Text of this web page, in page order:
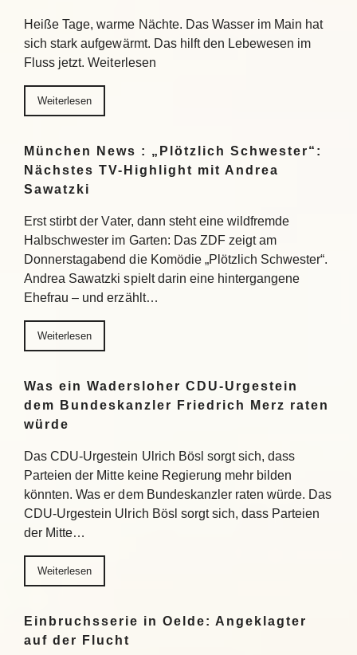
Heiße Tage, warme Nächte. Das Wasser im Main hat
sich stark aufgewärmt. Das hilft den Lebewesen im
Fluss jetzt. Weiterlesen
Weiterlesen
München News : „Plötzlich Schwester“:
Nächstes TV-Highlight mit Andrea
Sawatzki
Erst stirbt der Vater, dann steht eine wildfremde
Halbschwester im Garten: Das ZDF zeigt am
Donnerstagabend die Komödie „Plötzlich Schwester“.
Andrea Sawatzki spielt darin eine hintergangene
Ehefrau – und erzählt…
Weiterlesen
Was ein Wadersloher CDU-Urgestein
dem Bundeskanzler Friedrich Merz raten
würde
Das CDU-Urgestein Ulrich Bösl sorgt sich, dass
Parteien der Mitte keine Regierung mehr bilden
könnten. Was er dem Bundeskanzler raten würde. Das
CDU-Urgestein Ulrich Bösl sorgt sich, dass Parteien
der Mitte…
Weiterlesen
Einbruchsserie in Oelde: Angeklagter
auf der Flucht